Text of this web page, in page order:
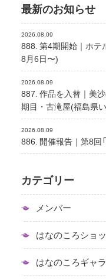
最新のお知らせ
2026.08.09
888. 第4期開始｜ホテ
8月6日〜)
2026.08.09
887. 作品を入替｜美
期目・古滝屋(福島県
2026.08.09
886. 開催報告｜第8回
カテゴリー
メンバー
はなのころショ
はなのころギャ